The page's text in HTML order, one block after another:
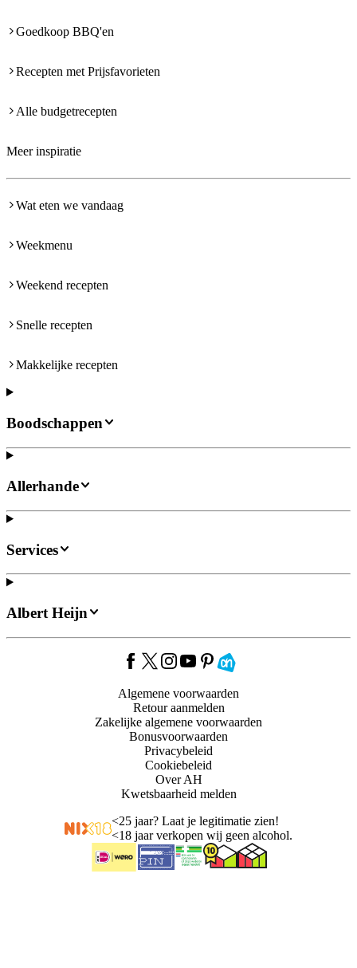
Goedkoop BBQ'en
Recepten met Prijsfavorieten
Alle budgetrecepten
Meer inspiratie
Wat eten we vandaag
Weekmenu
Weekend recepten
Snelle recepten
Makkelijke recepten
Boodschappen
Allerhande
Services
Albert Heijn
Algemene voorwaarden
Retour aanmelden
Zakelijke algemene voorwaarden
Bonusvoorwaarden
Privacybeleid
Cookiebeleid
Over AH
Kwetsbaarheid melden
<25 jaar? Laat je legitimatie zien!
<18 jaar verkopen wij geen alcohol.